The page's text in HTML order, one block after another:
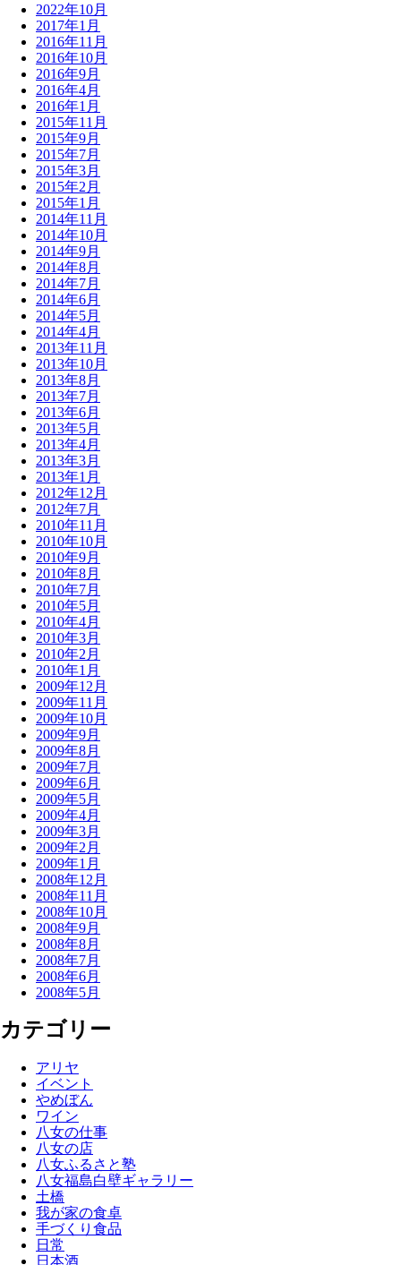
2022年10月
2017年1月
2016年11月
2016年10月
2016年9月
2016年4月
2016年1月
2015年11月
2015年9月
2015年7月
2015年3月
2015年2月
2015年1月
2014年11月
2014年10月
2014年9月
2014年8月
2014年7月
2014年6月
2014年5月
2014年4月
2013年11月
2013年10月
2013年8月
2013年7月
2013年6月
2013年5月
2013年4月
2013年3月
2013年1月
2012年12月
2012年7月
2010年11月
2010年10月
2010年9月
2010年8月
2010年7月
2010年5月
2010年4月
2010年3月
2010年2月
2010年1月
2009年12月
2009年11月
2009年10月
2009年9月
2009年8月
2009年7月
2009年6月
2009年5月
2009年4月
2009年3月
2009年2月
2009年1月
2008年12月
2008年11月
2008年10月
2008年9月
2008年8月
2008年7月
2008年6月
2008年5月
カテゴリー
アリヤ
イベント
やめぼん
ワイン
八女の仕事
八女の店
八女ふるさと塾
八女福島白壁ギャラリー
土橋
我が家の食卓
手づくり食品
日常
日本酒